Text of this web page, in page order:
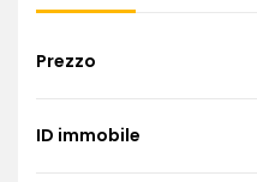
Prezzo
ID immobile